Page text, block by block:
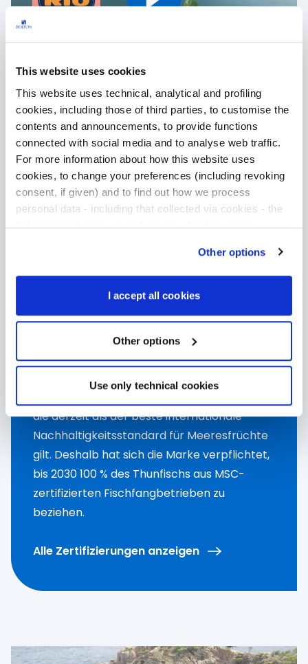
This website uses cookies
This website uses technical, analytical and profiling
cookies, including those of third parties, to customise the
contents and announcements, to provide functions
connected with social media and to analyse web traffic.
For more information about how this website uses
cookies, to change your preferences (including revoking
consent, if given) and to find out how we process
personal data - including that collected via cookies - the
full cookies disclosure and privacy disclosure are
“Only use necessary cookies”, no cookie or other
tracking devices will be installed apart from the technical
cookies. By clicking on “Accept all cookies”, you give
website. By clicking on “Other options”, you can choose
exactly which cookies to authorise.
Other options
I accept all cookies
Other options
Use only technical cookies
Zertifizierungen
Rio Mare unterstützt die MSC-Zertifizierung,
die derzeit als der beste internationale
Nachhaltigkeitsstandard für Meeresfrüchte
gilt. Deshalb hat sich die Marke verpflichtet,
bis 2030 100 % des Thunfischs aus MSC-
zertifizierten Fischfangbetrieben zu
beziehen.
Alle Zertifizierungen anzeigen